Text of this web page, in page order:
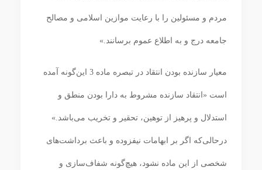
مردم و مسئولین را با رعایت موازین اسلامی و مصالح
جامعه درج و به اطلاع عموم برسانند.»
معیار سازنده بودن انتقاد در تبصره ماده 3 این‌گونه آمده
است «انتقاد سازنده مشروط به دارا بودن منطق و
استدلال و پرهیز از توهین، تحقیر و تخریب می‌باشد.»
درحالی‌که اگر بر ابهامات نیفزوده و باعث برداشت‌های
شخصی از این ماده نشود، هیچ‌گونه شفاف‌سازی و